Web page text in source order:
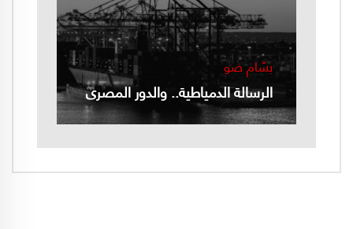
بسّام ضو
الرسالة الدمياطية.. والدور المصري